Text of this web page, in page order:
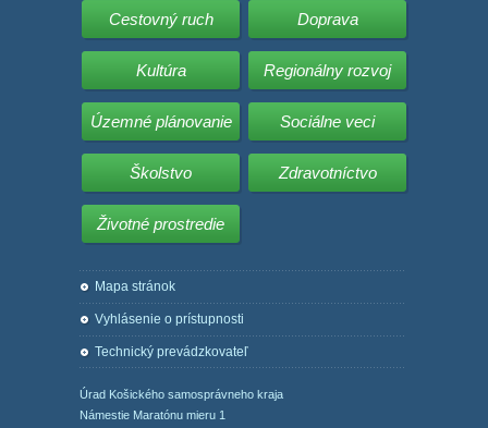
Cestovný ruch Doprava
Kultúra Regionálny rozvoj
Územné plánovanie Sociálne veci
Školstvo Zdravotníctvo
Životné prostredie
Mapa stránok
Vyhlásenie o prístupnosti
Technický prevádzkovateľ
Úrad Košického samosprávneho kraja
Námestie Maratónu mieru 1